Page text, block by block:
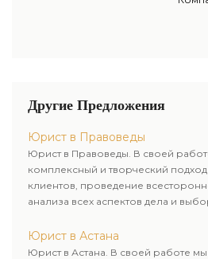
Другие Предложения
Юрист в Правоведы
Юрист в Правоведы. В своей
комплексный и творческий
клиентов, проведение
анализа всех аспектов дела и
Юрист в Астана
Юрист в Астана. В своей работе